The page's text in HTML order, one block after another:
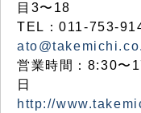
目3〜18
TEL：011-753-
営業時間：8:30〜
日
http://